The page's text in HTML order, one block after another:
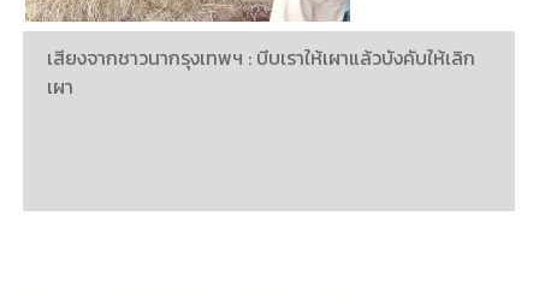
เสียงจากชาวนากรุงเทพฯ : บีบเราให้เผาแล้วบังคับให้เลิก
เผา